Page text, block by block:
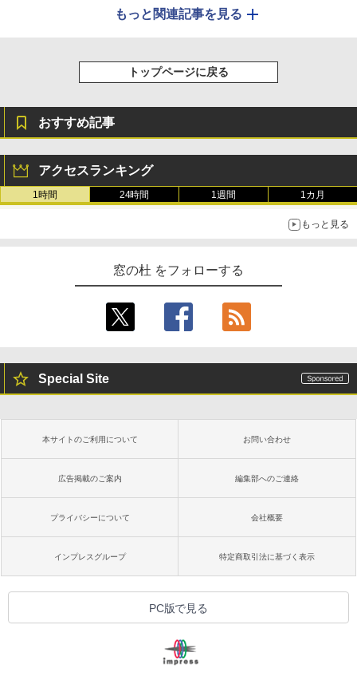
もっと関連記事を見る
トップページに戻る
おすすめ記事
アクセスランキング
1時間 24時間 1週間 1カ月
もっと見る
窓の杜 をフォローする
Special Site
本サイトのご利用について お問い合わせ
広告掲載のご案内 編集部へのご連絡
プライバシーについて 会社概要
インプレスグループ 特定商取引法に基づく表示
PC版で見る